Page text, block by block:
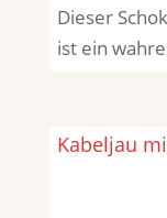
Dieser
ist ein
Kabeljau